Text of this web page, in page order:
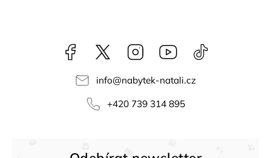
Facebook NataliNabytek
Instagram YouTube
info@nabytek-natali.cz
+420 739 314 895